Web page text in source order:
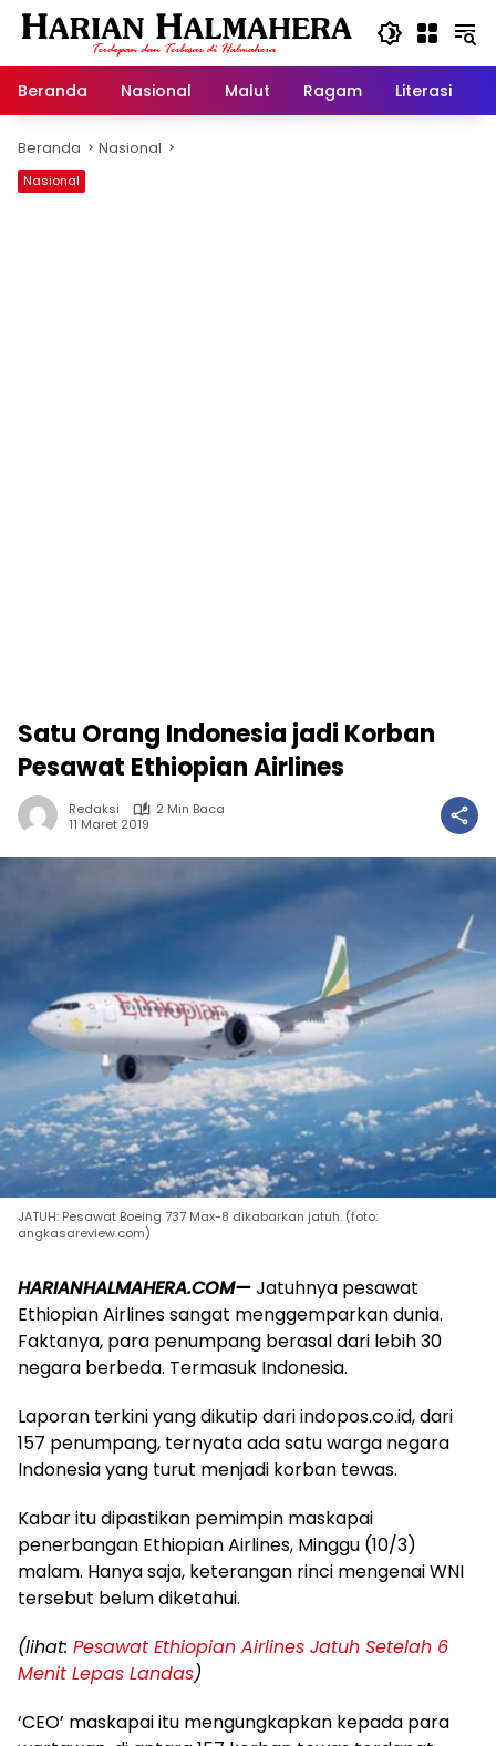
Langsung
Beranda
Nasional Malut Ragam Literasi
Beranda Nasional
Nasional
Satu Orang Indonesia jadi Korban
Pesawat Ethiopian Airlines
Redaksi
2 Min Baca
11 Maret 2019
JATUH: Pesawat Boeing 737 Max-8 dikabarkan jatuh. (foto:
angkasareview.com)
HARIANHALMAHERA.COM—Jatuhnya pesawat
Ethiopian Airlines sangat menggemparkan dunia.
Faktanya, para penumpang berasal dari lebih 30
negara berbeda. Termasuk Indonesia.
Laporan terkini yang dikutip dari indopos.co.id, dari
157 penumpang, ternyata ada satu warga negara
Indonesia yang turut menjadi korban tewas.
Kabar itu dipastikan pemimpin maskapai
penerbangan Ethiopian Airlines, Minggu (10/3)
malam. Hanya saja, keterangan rinci mengenai WNI
tersebut belum diketahui.
(lihat: Pesawat Ethiopian Airlines Jatuh Setelah 6
Menit Lepas Landas)
‘CEO’ maskapai itu mengungkapkan kepada para